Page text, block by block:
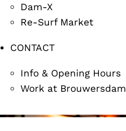
Dam-X
Re-Surf Market
CONTACT
Info & Opening Hours
Work at Brouwersdam